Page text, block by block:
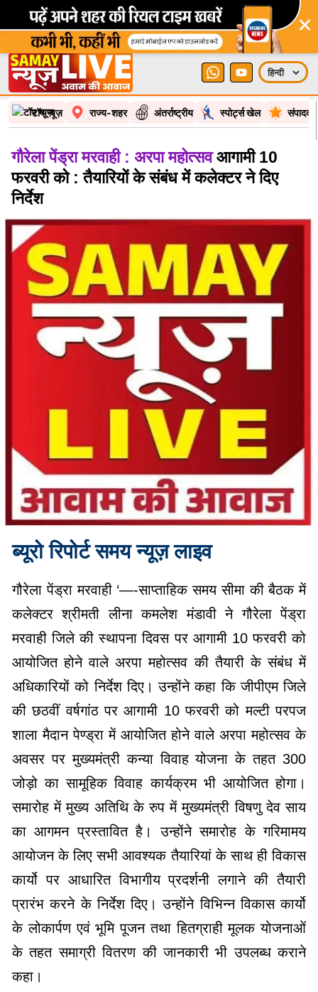
×
टॉप न्यूज़ राज्य-शहर अंतर्राष्ट्रीय स्पोर्ट्स खेल
गौरेला पेंड्रा मरवाही : अरपा महोत्सवआगामी 10
फरवरी को : तैयारियों के संबंध में कलेक्टर ने दिए
निर्देश
ब्यूरो रिपोर्ट समय न्यूज़ लाइव
गौरेला पेंड्रा मरवाही ‘—-साप्ताहिक समय सीमा की बैठक में
कलेक्टर श्रीमती लीना कमलेश मंडावी ने गौरेला पेंड्रा
मरवाही जिले की स्थापना दिवस पर आगामी 10 फरवरी को
आयोजित होने वाले अरपा महोत्सव की तैयारी के संबंध में
अधिकारियों को निर्देश दिए। उन्होंने कहा कि जीपीएम जिले
की छठवीं वर्षगांठ पर आगामी 10 फरवरी को मल्टी परपज
शाला मैदान पेण्ड्रा में आयोजित होने वाले अरपा महोत्सव के
अवसर पर मुख्यमंत्री कन्या विवाह योजना के तहत 300
जोड़ो का सामूहिक विवाह कार्यक्रम भी आयोजित होगा।
समारोह में मुख्य अतिथि के रुप में मुख्यमंत्री विषणु देव साय
का आगमन प्रस्तावित है। उन्होंने समारोह के गरिमामय
आयोजन के लिए सभी आवश्यक तैयारियां के साथ ही विकास
कार्यो पर आधारित विभागीय प्रदर्शनी लगाने की तैयारी
प्रारंभ करने के निर्देश दिए। उन्होंने विभिन्न विकास कार्यो
के लोकार्पण एवं भूमि पूजन तथा हितग्राही मूलक योजनाओं
के तहत समाग्री वितरण की जानकारी भी उपलब्ध कराने
कहा।